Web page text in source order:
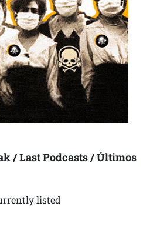
/ Last Podcasts / Últimos
listed